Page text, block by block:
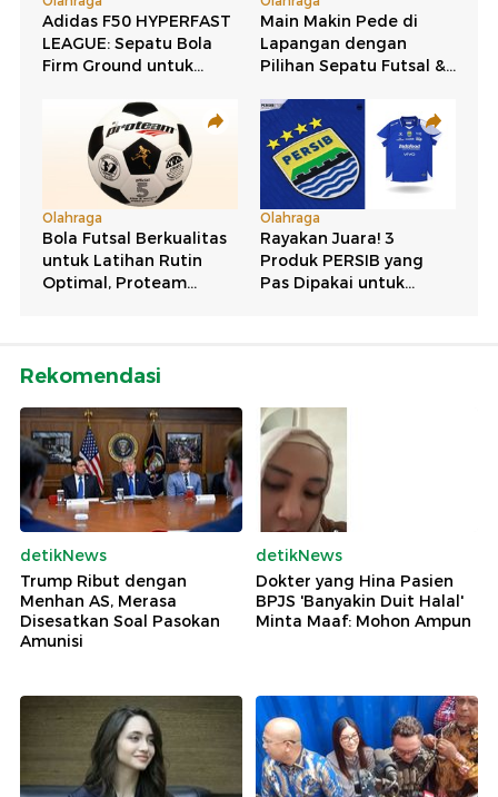
Rekomendasi
detikNews
Trump Ribut dengan
Menhan AS, Merasa
Disesatkan Soal Pasokan
Amunisi
detikNews
Dokter yang Hina Pasien
BPJS 'Banyakin Duit Halal'
Minta Maaf: Mohon Ampun